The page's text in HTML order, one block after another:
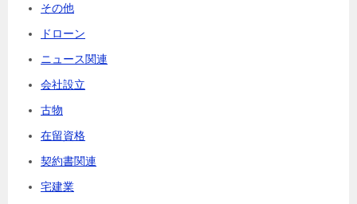
その他
ドローン
ニュース関連
会社設立
古物
在留資格
契約書関連
宅建業